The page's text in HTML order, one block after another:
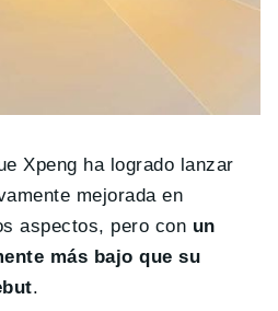
Xpeng ha logrado lanzar
mejorada en
aspectos, pero con un
más bajo que su
.